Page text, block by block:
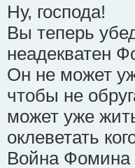
Ну, господа!
Вы теперь
неадекватен
Он не может
чтобы не
может уже
оклеветать
Война Фомина